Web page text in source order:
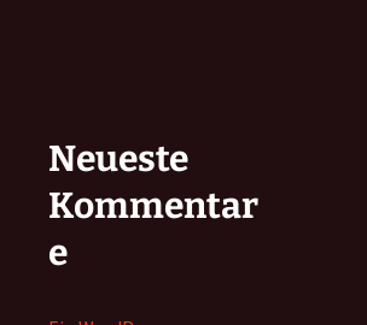
Neueste
Kommentar
e